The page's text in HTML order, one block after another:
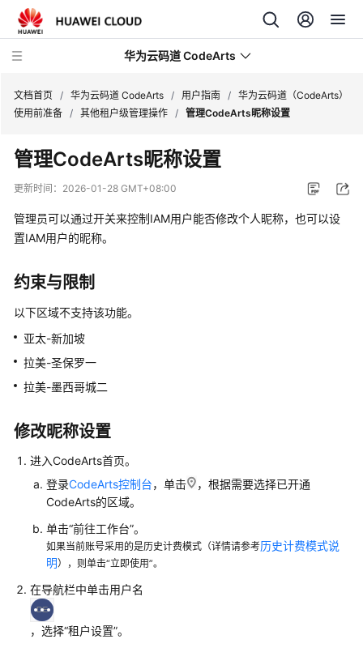
华为云码道 CodeArts
品
介
计
说
明
速
入
门
户
指
华
为
云
码
（CodeArts）
使
用
文档首页 / 华为云码道 CodeArts / 用户指南 / 华为云码道（CodeArts）
使用前准备 / 其他租户级管理操作 / 管理CodeArts昵称设置
管理CodeArts昵称设置
更新时间： 2026-01-28 GMT+08:00
管理员可以通过开关来控制IAM用户能否修改个人昵称，也可以设
置IAM用户的昵称。
约束与限制
以下区域不支持该功能。
亚太-新加坡
拉美-圣保罗一
拉美-墨西哥城二
修改昵称设置
进入CodeArts首页。
登录CodeArts控制台，单击
，根据需要选择已开通
CodeArts的区域。
单击“前往工作台”。
如果当前账号采用的是历史计费模式（详情请参考历史计费模式说
明），则单击“立即使用”。
在导航栏中单击用户名
，选择“租户设置”。